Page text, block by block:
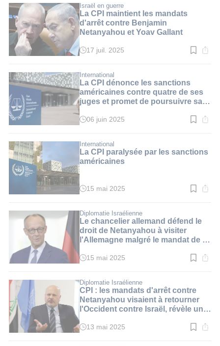
:
2
min.
Israël en guerre
La CPI maintient les mandats
d'arrêt contre Benjamin
Netanyahou et Yoav Gallant
Temps
:
3
min.
17 juil. 2025
International
La CPI dénonce les sanctions
américaines contre quatre de ses
juges et promet de poursuivre sa
Temps
:
2
min.
06 juin 2025
International
La CPI paralysée par les sanctions
américaines
Temps
:
3
min.
15 mai 2025
Diplomatie Israélienne
Le chancelier allemand défend le
droit de Netanyahou à visiter
l'Allemagne malgré le mandat de la
Temps
:
2
min.
15 mai 2025
Diplomatie Israélienne
CPI : les mandats d'arrêt contre
Netanyahou visaient à retourner
l'Occident contre Israël, révèle un
Temps
13 mai 2025